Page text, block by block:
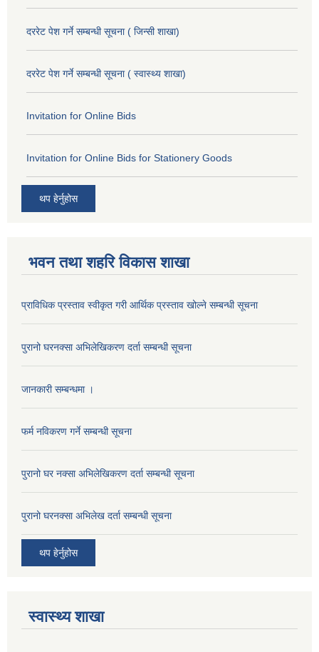
दररेट पेश गर्ने सम्बन्धी सूचना ( जिन्सी शाखा)
दररेट पेश गर्ने सम्बन्धी सूचना ( स्वास्थ्य शाखा)
Invitation for Online Bids
Invitation for Online Bids for Stationery Goods
थप हेर्नुहोस
भवन तथा शहरि विकास शाखा
प्राविधिक प्रस्ताव स्वीकृत गरी आर्थिक प्रस्ताव खोल्ने सम्बन्धी सूचना
पुरानो घरनक्सा अभिलेखिकरण दर्ता सम्बन्धी सूचना
जानकारी सम्बन्धमा ।
फर्म नविकरण गर्ने सम्बन्धी सूचना
पुरानो घर नक्सा अभिलेखिकरण दर्ता सम्बन्धी सूचना
पुरानो घरनक्सा अभिलेख दर्ता सम्बन्धी सूचना
थप हेर्नुहोस
स्वास्थ्य शाखा